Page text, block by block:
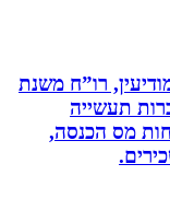
רו”ח משנת
תעשייה
הכנסה,